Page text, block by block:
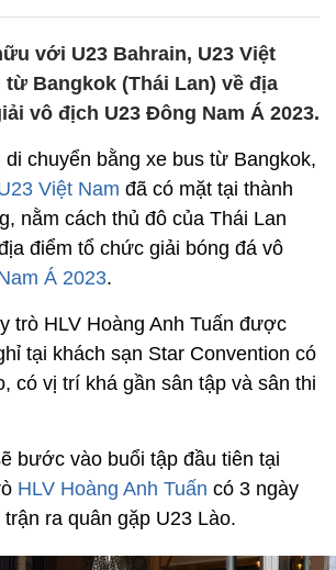
với U23 Bahrain, U23 Việt
từ Bangkok (Thái Lan) về địa
vô địch U23 Đông Nam Á 2023.
chuyển bằng xe bus từ Bangkok,
Việt Nam đã có mặt tại thành
nằm cách thủ đô của Thái Lan
điểm tổ chức giải bóng đá vô
Á 2023.
trò HLV Hoàng Anh Tuấn được
tại khách sạn Star Convention có
có vị trí khá gần sân tập và sân thi
bước vào buổi tập đầu tiên tại
HLV Hoàng Anh Tuấn có 3 ngày
ra quân gặp U23 Lào.